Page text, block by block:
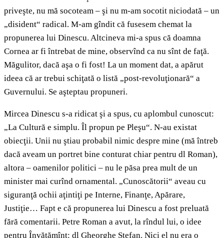
priveşte, nu mă socoteam – şi nu m-am socotit niciodată – un
„disident“ radical. M-am gîndit că fusesem chemat la
propunerea lui Dinescu. Altcineva mi-a spus că doamna
Cornea ar fi întrebat de mine, observînd ca nu sînt de faţă.
Măgulitor, dacă aşa o fi fost! La un moment dat, a apărut
ideea că ar trebui schiţată o listă „post-revoluţionară“ a
Guvernului. Se aşteptau propuneri.
Mircea Dinescu s-a ridicat şi a spus, cu aplombul cunoscut:
„La Cultură e simplu. Îl propun pe Pleşu“. N-au existat
obiecţii. Unii nu ştiau probabil nimic despre mine (mă întreb
dacă aveam un portret bine conturat chiar pentru dl Roman),
altora – oamenilor politici – nu le păsa prea mult de un
minister mai curînd ornamental. „Cunoscătorii“ aveau cu
siguranţă ochii aţintiţi pe Interne, Finanţe, Apărare,
Justiţie… Fapt e că propunerea lui Dinescu a fost preluată
fără comentarii. Petre Roman a avut, la rîndul lui, o idee
pentru Învăţămînt: dl Gheorghe Ştefan. Nici el nu era o